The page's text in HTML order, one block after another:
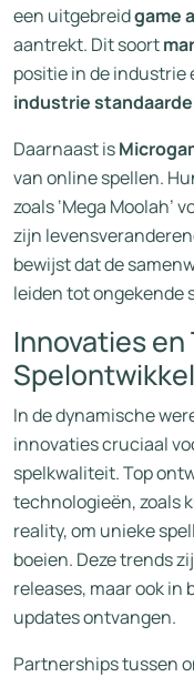
een uitgebreidgame
aantrekt. Dit soort
positie in de industrie
industrie
Daarnaast is
van online spellen.
zoals ‘Mega Moolah’
zijn
bewijst dat de
leiden tot ongekende
Innovaties
In de dynamische
innovaties cruciaal
spelkwaliteit. Top
technologieën, zoals
reality, om unieke
boeien. Deze trends
releases, maar ook
updates ontvangen.
Partnerships tussen